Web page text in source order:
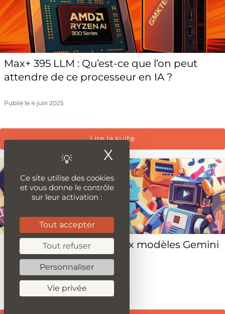
Max+ 395 LLM : Qu’est-ce que l’on peut
attendre de ce processeur en IA ?
Publié le 4 juin 2025
Lire la suite
Google I/O : Les nouveaux modèles Gemini
et l’avenir des LLM
Publié le 15 mai 2024
Ce site utilise des cookies
et vous donne le contrôle
sur leur activation :
Tout accepter
Tout refuser
Personnaliser
Vie privée
X Masquer le